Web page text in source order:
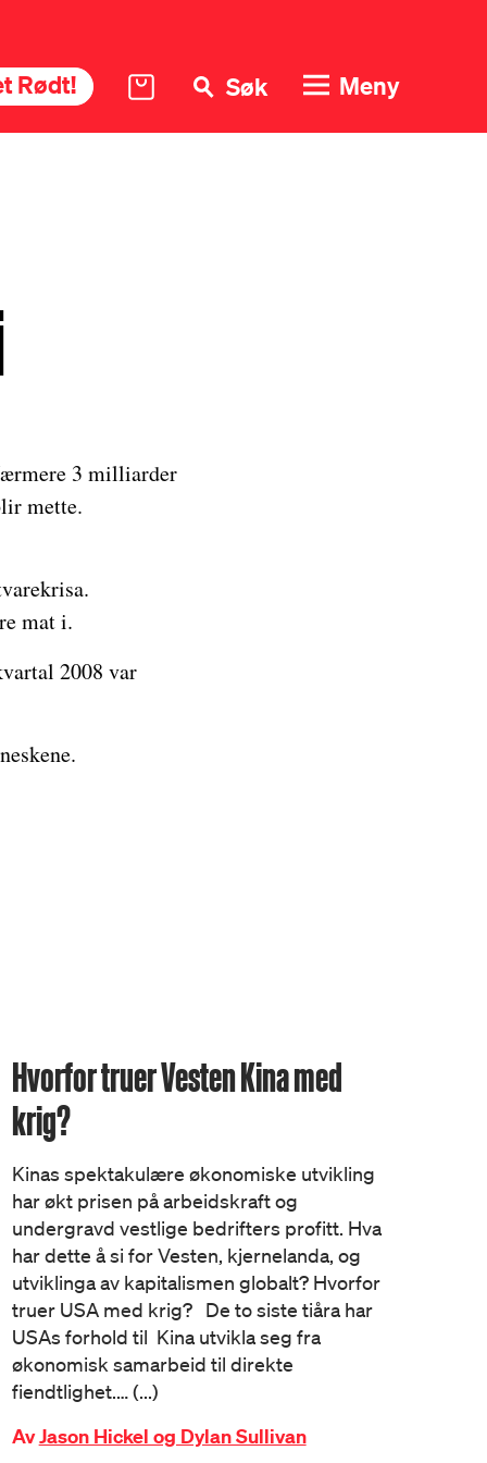
Rødt! Søk Meny
3 milliarder
mette.
mat i.
2008 var
Hvorfor truer Vesten Kina med
krig?
Kinas spektakulære økonomiske utvikling
har økt prisen på arbeidskraft og
undergravd vestlige bedrifters profitt. Hva
har dette å si for Vesten, kjernelanda, og
utviklinga av kapitalismen globalt? Hvorfor
truer USA med krig? De to siste tiåra har
USAs forhold til Kina utvikla seg fra
økonomisk samarbeid til direkte
fiendtlighet.… (...)
AvJason Hickel og Dylan Sullivan